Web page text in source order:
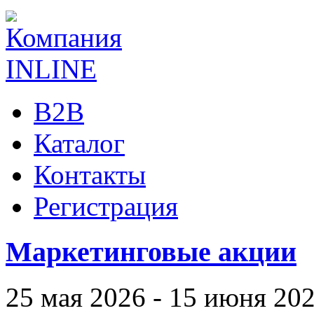
B2B
Каталог
Контакты
Регистрация
Маркетинговые акции
25 мая 2026 - 15 июня